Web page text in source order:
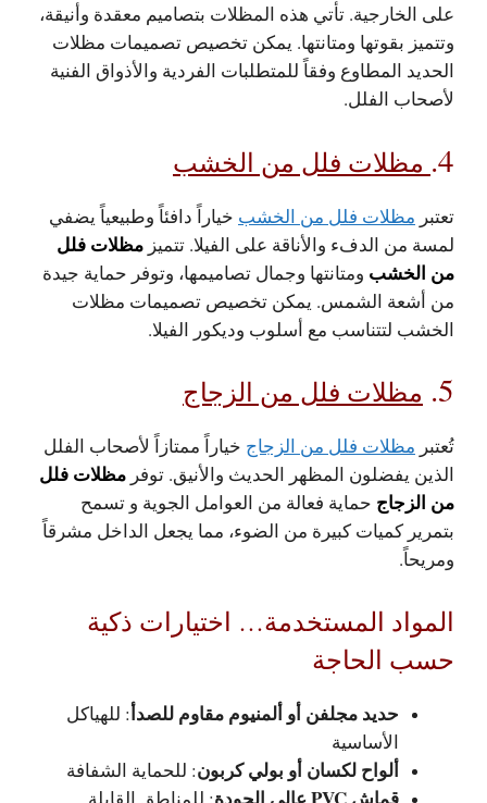
على الخارجية. تأتي هذه المظلات بتصاميم معقدة وأنيقة،
وتتميز بقوتها ومتانتها. يمكن تخصيص تصميمات مظلات
الحديد المطاوع وفقاً للمتطلبات الفردية والأذواق الفنية
لأصحاب الفلل.
4. مظلات فلل من الخشب
تعتبر مظلات فلل من الخشب خياراً دافئاً وطبيعياً يضفي
لمسة من الدفء والأناقة على الفيلا. تتميز مظلات فلل
من الخشب ومتانتها وجمال تصاميمها، وتوفر حماية جيدة
من أشعة الشمس. يمكن تخصيص تصميمات مظلات
الخشب لتتناسب مع أسلوب وديكور الفيلا.
5. مظلات فلل من الزجاج
تُعتبر مظلات فلل من الزجاج خياراً ممتازاً لأصحاب الفلل
الذين يفضلون المظهر الحديث والأنيق. توفر مظلات فلل
من الزجاج حماية فعالة من العوامل الجوية و تسمح
بتمرير كميات كبيرة من الضوء، مما يجعل الداخل مشرقاً
ومريحاً.
المواد المستخدمة… اختيارات ذكية
حسب الحاجة
حديد مجلفن أو ألمنيوم مقاوم للصدأ: للهياكل
الأساسية
ألواح لكسان أو بولي كربون: للحماية الشفافة
: للمناطق القابلة